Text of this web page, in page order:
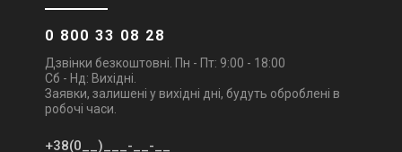
0 800 33 08 28
Дзвінки безкоштовні. Пн - Пт: 9:00 - 18:00
Сб - Нд: Вихідні.
Заявки, залишені у вихідні дні, будуть оброблені в
робочі часи.